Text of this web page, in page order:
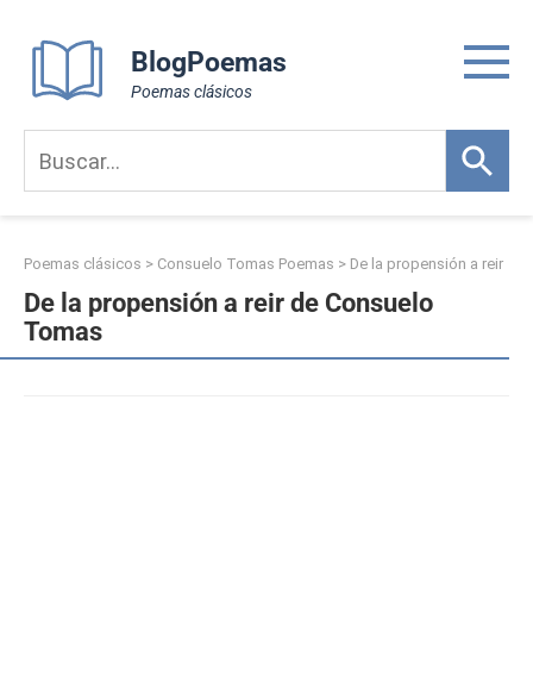
content
BlogPoemas
Poemas clásicos
Poemas clásicos > Consuelo Tomas Poemas > De la propensión a reir
De la propensión a reir de Consuelo
Tomas